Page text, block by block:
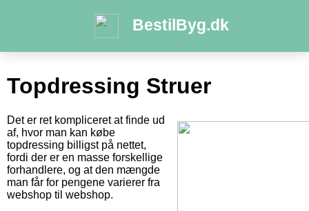
BestilByg.dk
Topdressing Struer
Det er ret kompliceret at finde ud
af, hvor man kan købe
topdressing billigst på nettet,
fordi der er en masse forskellige
forhandlere, og at den mængde
man får for pengene varierer fra
webshop til webshop.